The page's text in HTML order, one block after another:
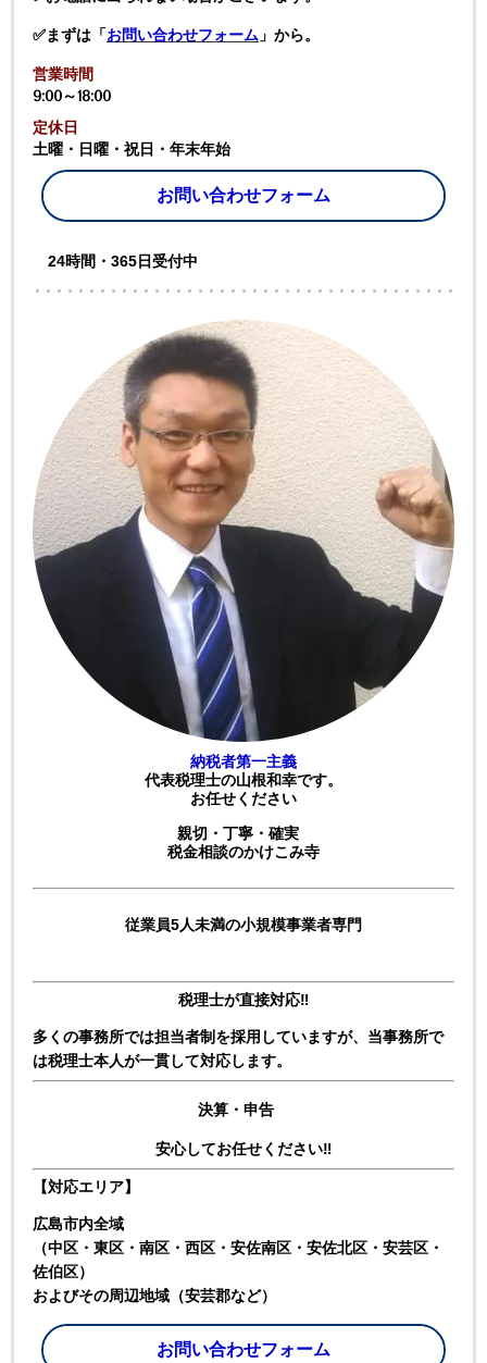
✅まずは「お問い合わせフォーム 」から。
営業時間
9:00～18:00
定休日
土曜・日曜・祝日・年末年始
お問い合わせフォーム
24時間・365日受付中
納税者第一主義
代表税理士の山根和幸です。
お任せください
親切・丁寧・確実
税金相談のかけこみ寺
従業員5人未満の小規模事業者専門
税理士が直接対応‼
多くの事務所では担当者制を採用していますが、 当事務所で
は税理士本人が一貫して対応します。
決算・申告
安心してお任せください‼
【対応エリア】
広島市内全域
（中区・東区・南区・西区・安佐南区・安佐北区・安芸区・
佐伯区）
およびその周辺地域（安芸郡など）
お問い合わせフォーム